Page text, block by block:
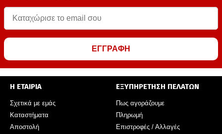
ΕΓΓΡΑΦΗ
Η ΕΤΑΙΡΙΑ
Σχετικά με εμάς
Καταστήματα
Αποστολή
ΕΞΥΠΗΡΕΤΗΣΗ ΠΕΛΑΤΩΝ
Πως αγοράζουμε
Πληρωμή
Επιστροφές / Αλλαγές